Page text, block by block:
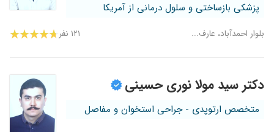
پزشکی بازساختی و سلول درمانی از آمریکا
بلوار احمدآباد، عارف... ۱۲۱ نفر
دکتر سید مولا نوری حسینی
متخصص ارتوپدی - جراحی استخوان و مفاصل